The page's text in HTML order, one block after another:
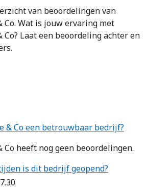
van beoordelingen van
Co. Wat is jouw ervaring met
Co? Laat een beoordeling achter en
& Co een betrouwbaar bedrijf?
Co heeft nog geen beoordelingen.
is dit bedrijf geopend?